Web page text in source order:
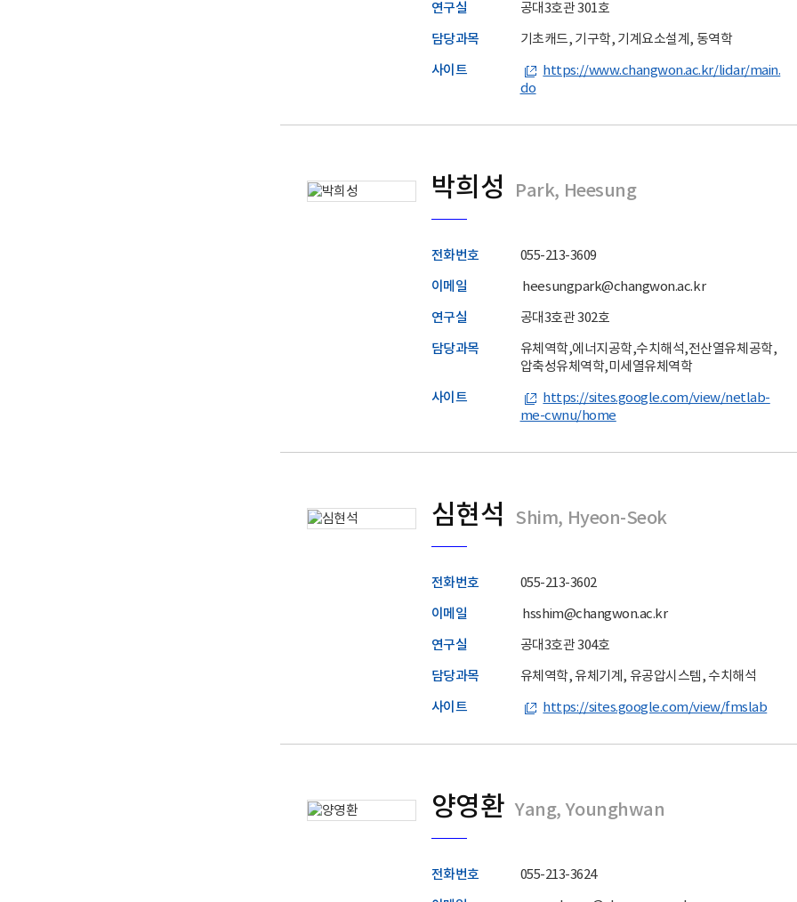
연구실 공대3호관 301호
담당과목 기초캐드, 기구학, 기계요소설계, 동역학
사이트
https://www.changwon.ac.kr/lidar/main.
do
박희성 Park, Heesung
전화번호 055-213-3609
이메일 heesungpark@changwon.ac.kr
연구실 공대3호관 302호
담당과목
유체역학,에너지공학,수치해석,전산열유체공학,
압축성유체역학,미세열유체역학
사이트
https://sites.google.com/view/netlab-
me-cwnu/home
심현석 Shim, Hyeon-Seok
전화번호 055-213-3602
이메일 hsshim@changwon.ac.kr
연구실 공대3호관 304호
담당과목 유체역학, 유체기계, 유공압시스템, 수치해석
사이트 https://sites.google.com/view/fmslab
양영환 Yang, Younghwan
전화번호 055-213-3624